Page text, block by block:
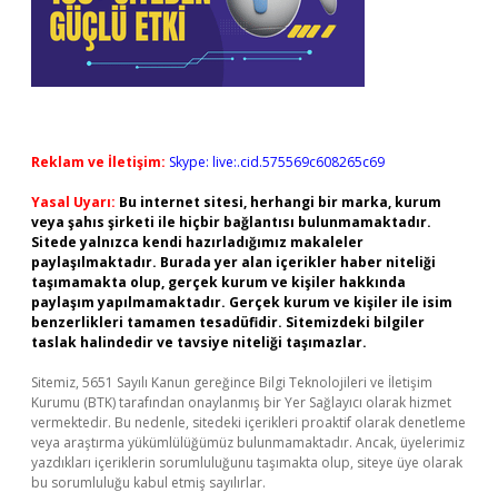
Reklam ve İletişim: Skype: live:.cid.575569c608265c69
Yasal Uyarı: Bu internet sitesi, herhangi bir marka, kurum
veya şahıs şirketi ile hiçbir bağlantısı bulunmamaktadır.
Sitede yalnızca kendi hazırladığımız makaleler
paylaşılmaktadır. Burada yer alan içerikler haber niteliği
taşımamakta olup, gerçek kurum ve kişiler hakkında
paylaşım yapılmamaktadır. Gerçek kurum ve kişiler ile isim
benzerlikleri tamamen tesadüfidir. Sitemizdeki bilgiler
taslak halindedir ve tavsiye niteliği taşımazlar.
Sitemiz, 5651 Sayılı Kanun gereğince Bilgi Teknolojileri ve İletişim
Kurumu (BTK) tarafından onaylanmış bir Yer Sağlayıcı olarak hizmet
vermektedir. Bu nedenle, sitedeki içerikleri proaktif olarak denetleme
veya araştırma yükümlülüğümüz bulunmamaktadır. Ancak, üyelerimiz
yazdıkları içeriklerin sorumluluğunu taşımakta olup, siteye üye olarak
bu sorumluluğu kabul etmiş sayılırlar.